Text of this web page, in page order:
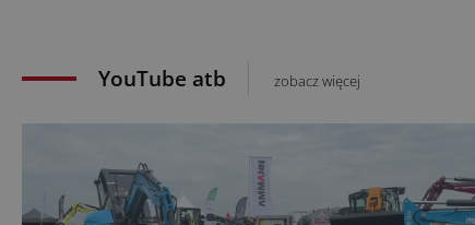
YouTube atb zobacz więcej